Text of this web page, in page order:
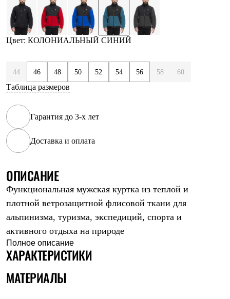
Утепленная синтетикой
Куртки
Брюки
Штормовая одежда
Куртки
Брюки
Лёгкая одежда
Рубашки
Толстовки
Брюки
Термобелье
Теплое термобелье
Среднее термобелье
Флисовая одежда
Куртки
Брюки
Детская одежда
Утепленная пухом
Комбинезоны
Куртки
Брюки
Утепленная синтетикой
Комбинезоны
Брюки
ОПИСАНИЕ
Функциональная мужская куртка из теплой и
плотной ветрозащитной флисовой ткани для
альпинизма, туризма, экспедиций, спорта и
активного отдыха на природе
Полное описание
ХАРАКТЕРИСТИКИ
МАТЕРИАЛЫ
Цвет: КОЛОНИАЛЬНЫЙ СИНИЙ
44 46 48 50 52 54 56 58 60
Таблица размеров
Гарантия до 3-х лет
Доставка и оплата